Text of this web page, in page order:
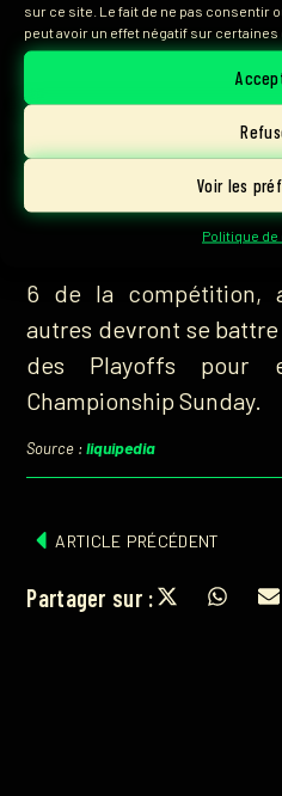
sur ce site. Le fait de ne pas consentir
peut avoir un effet négatif sur
Voir les
Politique
Et maintenant, la
commencer. Chaque
rattraper dans le
lower
meilleurs de chaque
Playoffs.
Les quatre équipes
6 de la compétition,
autres devront se
des Playoffs pour
Championship Sunday.
Source :liquipedia
ARTICLE PRÉCÉDENT
Partager sur :